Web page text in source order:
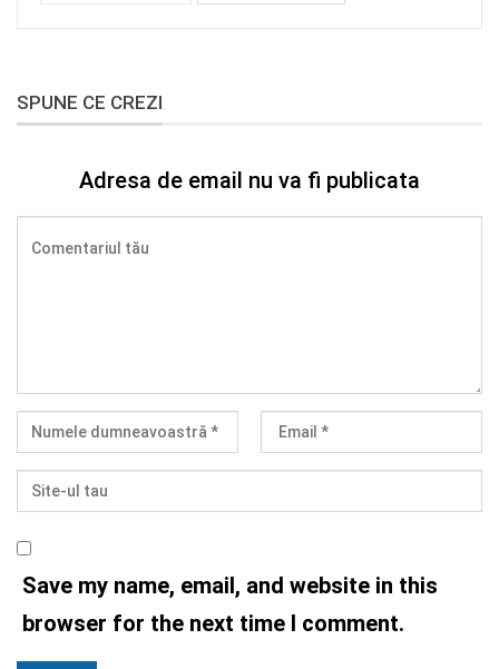
SPUNE CE CREZI
Adresa de email nu va fi publicata
Save my name, email, and website in this
browser for the next time I comment.